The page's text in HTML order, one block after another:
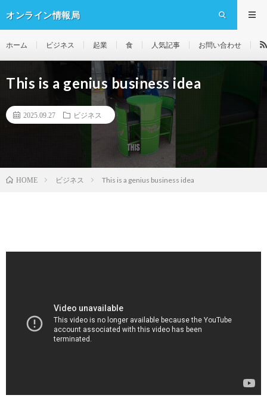
オンライン情報局
ホーム ビジネス 起業 食 人気記事 お問い合わせ
This is a genius business idea
2025.09.27 ビジネス
HOME ビジネス This is a genius business idea